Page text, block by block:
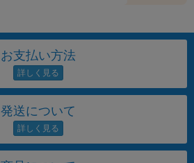
お支払い方法
発送について